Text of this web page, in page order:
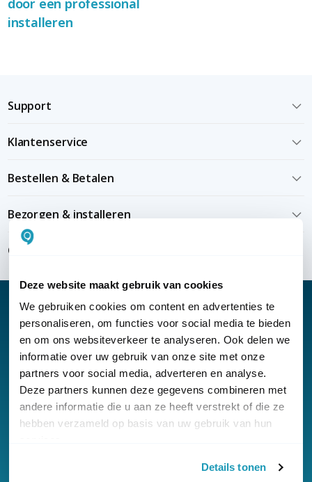
Deze website maakt gebruik van cookies
We gebruiken cookies om content en advertenties te
personaliseren, om functies voor social media te bieden
en om ons websiteverkeer te analyseren. Ook delen we
informatie over uw gebruik van onze site met onze
partners voor social media, adverteren en analyse.
Deze partners kunnen deze gegevens combineren met
andere informatie die u aan ze heeft verstrekt of die ze
hebben verzameld op basis van uw gebruik van hun
Details tonen
installeren
Support
Klantenservice
Bestellen & Betalen
Bezorgen & installeren
Over KommaGo
Nieuwsbrief
Klantenservice